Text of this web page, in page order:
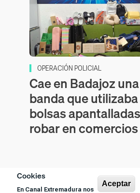
Cookies
En Canal Extremadura nos
Aceptar
OPERACIÓN POLICIAL
Cae en Badajoz una
banda que utilizaba
bolsas
robar en comercios